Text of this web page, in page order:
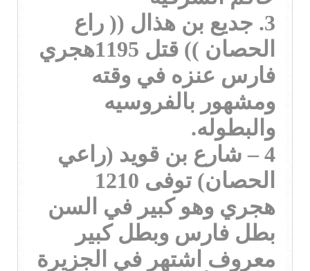
3. جديع بن هذال (( راع
الحصان )) قتل 1195هجري
فارس عنزه في وقته
ومشهور بالفروسيه
والبطوله.
4 – شارع بن قويد (راعي
الحصان) توفى 1210
هجري وهو كبير في السن
بطل فارس وبطل كبير
معروف اشتهر في الجزيرة